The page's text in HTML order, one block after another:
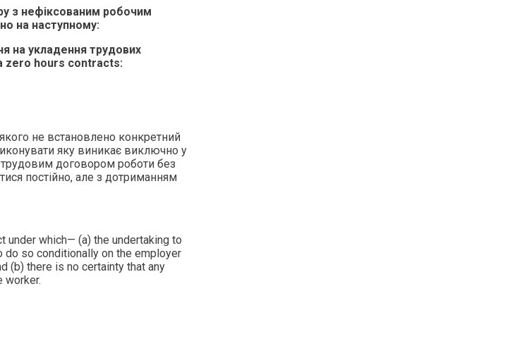
з нефіксованим робочим
на наступному:
на укладення трудових
zero hours contracts:
не встановлено конкретний
яку виникає виключно у
договором роботи без
постійно, але з дотриманням
under which— (a) the undertaking to
so conditionally on the employer
(b) there is no certainty that any
worker.